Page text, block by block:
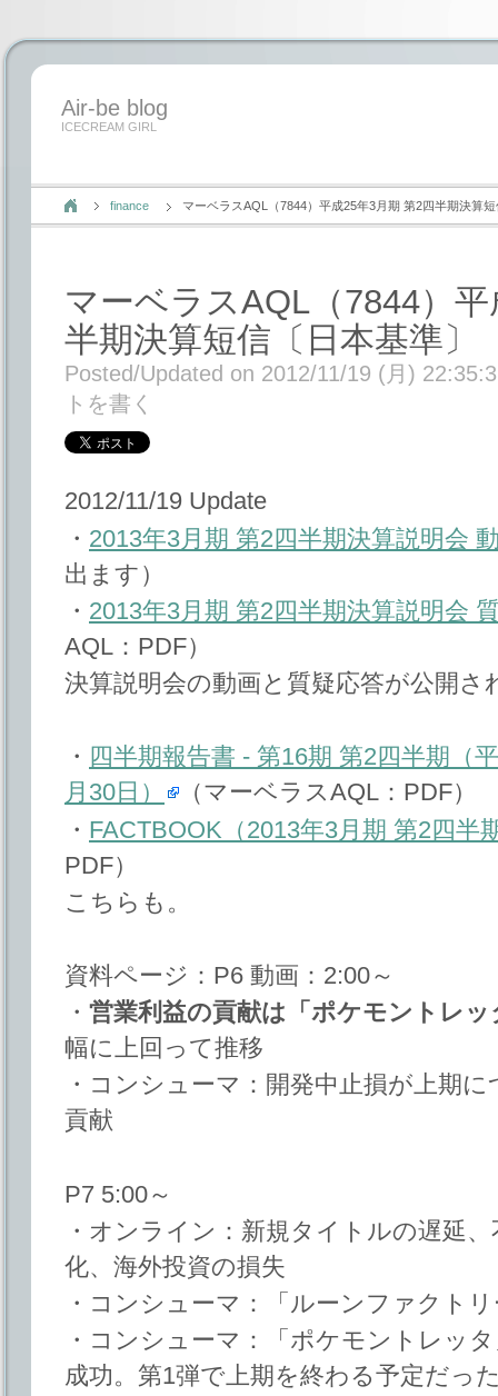
Air-be blog
ICECREAM GIRL
finance マーベラスAQL（7844）平成25年3月期 第2四半期決算
マーベラスAQL（7844）
半期決算短信〔日本基準〕
Posted/Updated on 2012/11/19 (月)
トを書く
2012/11/19 Update
・ 2013年3月期 第2四半期決算説明会
出ます）
・ 2013年3月期 第2四半期決算説明会
AQL：PDF）
決算説明会の動画と質疑応答が公開さ
・ 四半期報告書 ‐ 第16期 第2四半期（
月30日）
（マーベラスAQL：PDF）
・ FACTBOOK（2013年3月期 第2四半
PDF）
こちらも。
資料ページ：P6 動画：2:00～
・ 営業利益の貢献は「ポケモントレッ
幅に上回って推移
・コンシューマ：開発中止損が上期
貢献
P7 5:00～
・オンライン：新規タイトルの遅延
化、海外投資の損失
・コンシューマ：「ルーンファクト
・コンシューマ：「ポケモントレッ
成功。第1弾で上期を終わる予定だっ